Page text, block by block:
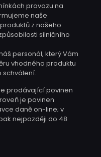
provozu na
naše
z našeho
silničního
personál, který Vám
vhodného produktu
schválení.
prodávající povinen
je povinen
daně on-line; v
nejpozději do 48